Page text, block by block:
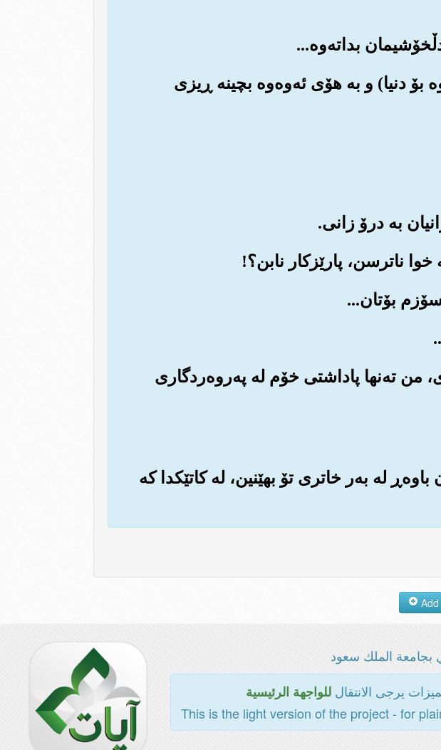
بۆ دنیا) و به هۆی ئه‌وه‌وه بچینه ڕیزی
من ته‌نها پاداشتی خۆم له په‌روه‌ردگاری
له به‌ر خاتری تۆ بهێنین، له کاتێکدا که
الملك سعود
يرجى الانتقالللواجهة الرئيسية
This is the light version of the project - for